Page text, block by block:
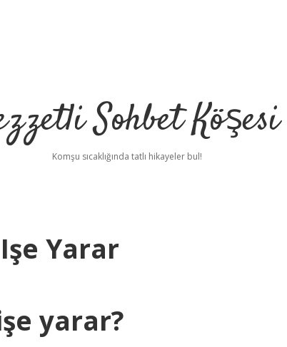
Sohbet Köşesi
Komşu sıcaklığında tatlı hikayeler bul!
Yarar
yarar?